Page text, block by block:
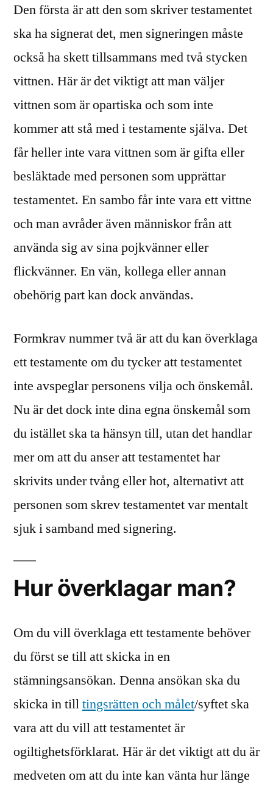
Den första är att den som skriver testamentet
ska ha signerat det, men signeringen måste
också ha skett tillsammans med två stycken
vittnen. Här är det viktigt att man väljer
vittnen som är opartiska och som inte
kommer att stå med i testamente själva. Det
får heller inte vara vittnen som är gifta eller
besläktade med personen som upprättar
testamentet. En sambo får inte vara ett vittne
och man avråder även människor från att
använda sig av sina pojkvänner eller
flickvänner. En vän, kollega eller annan
obehörig part kan dock användas.
Formkrav nummer två är att du kan överklaga
ett testamente om du tycker att testamentet
inte avspeglar personens vilja och önskemål.
Nu är det dock inte dina egna önskemål som
du istället ska ta hänsyn till, utan det handlar
mer om att du anser att testamentet har
skrivits under tvång eller hot, alternativt att
personen som skrev testamentet var mentalt
sjuk i samband med signering.
Hur överklagar man?
Om du vill överklaga ett testamente behöver
du först se till att skicka in en
stämningsansökan. Denna ansökan ska du
skicka in tilltingsrätten och målet/syftet ska
vara att du vill att testamentet är
ogiltighetsförklarat. Här är det viktigt att du är
medveten om att du inte kan vänta hur länge